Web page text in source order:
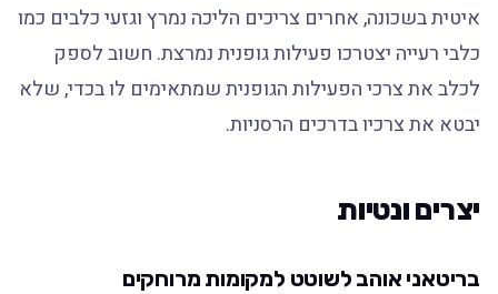
איטית בשכונה, אחרים צריכים הליכה נמרץ וגזעי כלבים כמו
כלבי רעייה יצטרכו פעילות גופנית נמרצת. חשוב לספק
לכלב את צרכי הפעילות הגופנית שמתאימים לו בכדי, שלא
יבטא את צרכיו בדרכים הרסניות.
יצרים ונטיות
בריטאני אוהב לשוטט למקומות מרוחקים